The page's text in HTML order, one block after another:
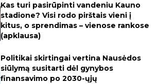
Kas turi pasirūpinti vandeniu Kauno
stadione? Visi rodo pirštais vieni į
kitus, o sprendimas – vienose rankose
(apklausa)
Politikai skirtingai vertina Nausėdos
siūlymą susitarti dėl gynybos
finansavimo po 2030-ųjų